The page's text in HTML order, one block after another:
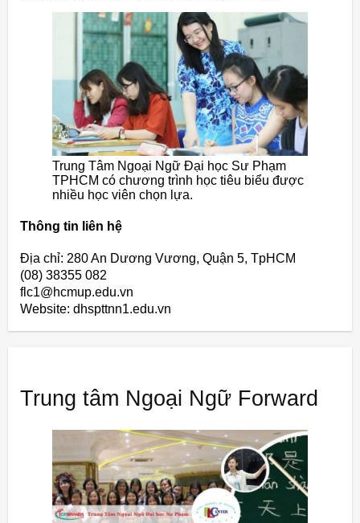
Trung Tâm Ngoại Ngữ Đại học Sư Phạm
TPHCM có chương trình học tiêu biểu được
nhiều học viên chọn lựa.
Thông tin liên hệ
Địa chỉ: 280 An Dương Vương, Quận 5, TpHCM
(08) 38355 082
flc1@hcmup.edu.vn
Website: dhspttnn1.edu.vn
Trung tâm Ngoại Ngữ Forward